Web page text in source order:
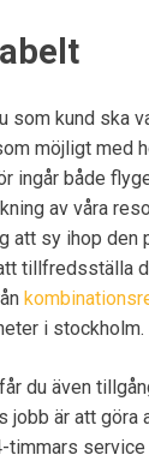
som kund ska
möjligt med
ingår både
av våra
att sy ihop den
tillfredsställa
i stockholm.
du även
jobb är att göra
timmars